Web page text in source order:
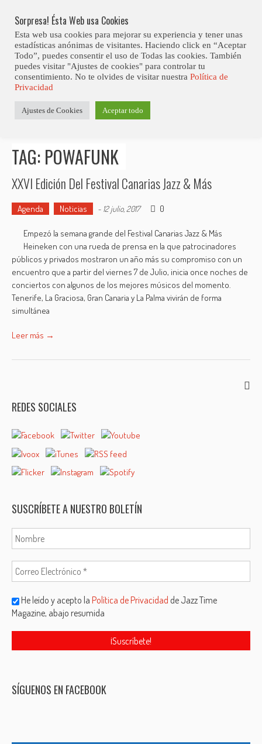
content
Club Contest.
Posts tagged "Powafunk"
TAG: POWAFUNK
XXVI Edición Del Festival Canarias Jazz & Más
Agenda Noticias - 12 julio, 2017 0
Empezó la semana grande del Festival Canarias Jazz & Más
Heineken con una rueda de prensa en la que patrocinadores
públicos y privados mostraron un año más su compromiso con un
encuentro que a partir del viernes 7 de Julio, inicia once noches de
conciertos con algunos de los mejores músicos del momento.
Tenerife, La Graciosa, Gran Canaria y La Palma vivirán de forma
simultánea
Leer más →
REDES SOCIALES
SUSCRÍBETE A NUESTRO BOLETÍN
He leído y acepto laPolítica de Privacidad de Jazz Time
Magazine, abajo resumida
SÍGUENOS EN FACEBOOK
Sorpresa! Ésta Web usa Cookies
Esta web usa cookies para mejorar su experiencia y tener unas
estadísticas anónimas de visitantes. Haciendo click en “Aceptar
Todo”, puedes consentir el uso de Todas las cookies. También
puedes visitar "Ajustes de cookies" para controlar tu
consentimiento. No te olvides de visitar nuestra Política de
Privacidad
Ajustes de Cookies Aceptar todo